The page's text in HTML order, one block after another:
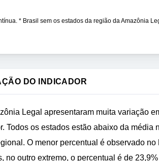
* Brasil sem os estados da região da Amazônia
DO INDICADOR
Legal apresentaram muita variação
Todos os estados estão abaixo da média
O menor percentual é observado
no outro extremo, o percentual é de 23,9%